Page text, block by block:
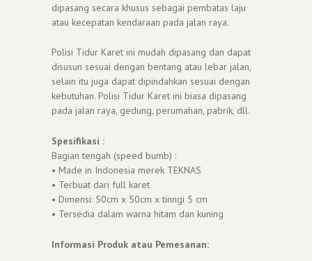
dipasang secara khusus sebagai pembatas laju
atau kecepatan kendaraan pada jalan raya.
Polisi Tidur Karet ini mudah dipasang dan dapat
disusun sesuai dengan bentang atau lebar jalan,
selain itu juga dapat dipindahkan sesuai dengan
kebutuhan. Polisi Tidur Karet ini biasa dipasang
pada jalan raya, gedung, perumahan, pabrik, dll.
Spesifikasi :
Bagian tengah (speed bumb) :
• Made in Indonesia merek TEKNAS
• Terbuat dari full karet
• Dimensi: 50cm x 50cm x tinngi 5 cm
• Tersedia dalam warna hitam dan kuning
Informasi Produk atau Pemesanan: